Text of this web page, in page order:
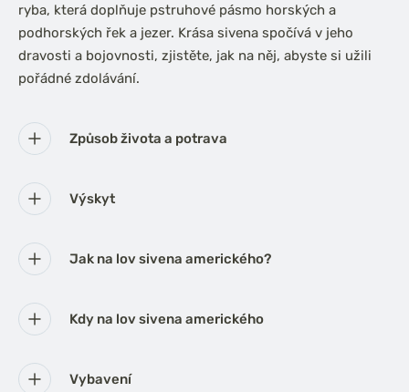
ryba, která doplňuje pstruhové pásmo horských a
podhorských řek a jezer. Krása sivena spočívá v jeho
dravosti a bojovnosti, zjistěte, jak na něj, abyste si užili
pořádné zdolávání.
Způsob života a potrava
Výskyt
Jak na lov sivena amerického?
Kdy na lov sivena amerického
Vybavení